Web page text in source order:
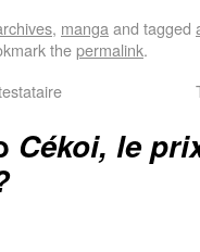
, manga and tagged
thepermalink.
Cékoi, le